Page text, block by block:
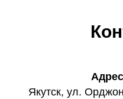
Якутск, ул.